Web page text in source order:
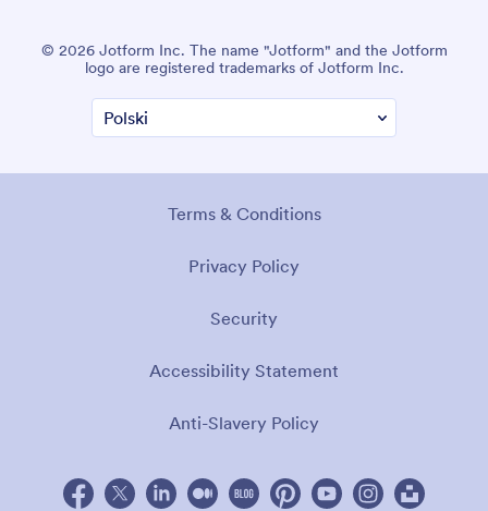
© 2026 Jotform Inc. The name "Jotform" and the Jotform
logo are registered trademarks of Jotform Inc.
Terms & Conditions
Privacy Policy
Security
Accessibility Statement
Anti-Slavery Policy